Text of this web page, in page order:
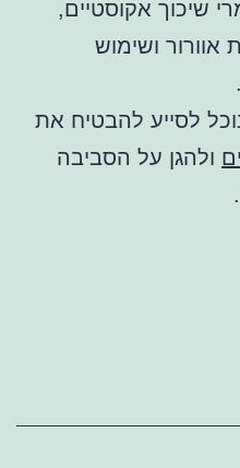
שיכוך אקוסטיים,
אוורור ושימוש
לסייע להבטיח את
ולהגן על הסביבה